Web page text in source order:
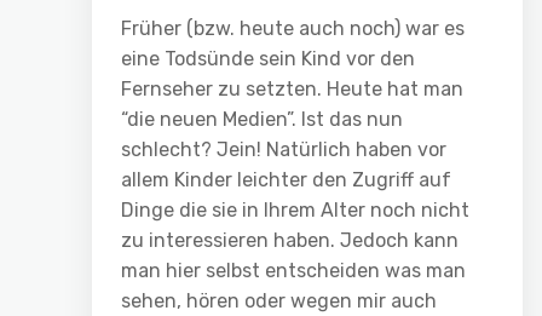
Früher (bzw. heute auch noch) war es
eine Todsünde sein Kind vor den
Fernseher zu setzten. Heute hat man
“die neuen Medien”. Ist das nun
schlecht? Jein! Natürlich haben vor
allem Kinder leichter den Zugriff auf
Dinge die sie in Ihrem Alter noch nicht
zu interessieren haben. Jedoch kann
man hier selbst entscheiden was man
sehen, hören oder wegen mir auch